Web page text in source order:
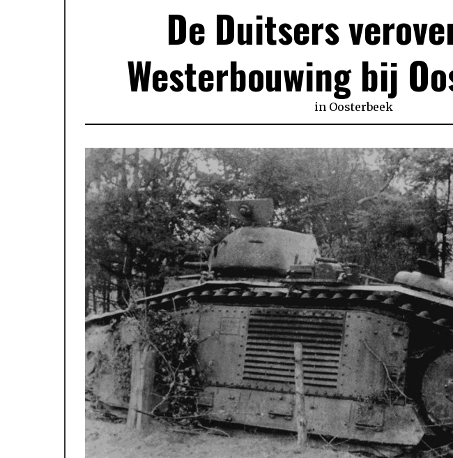
De Duitsers
Westerbouwing bij
in Oosterbeek